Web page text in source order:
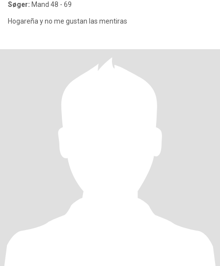
Søger: Mand 48 - 69
Hogareña y no me gustan las mentiras